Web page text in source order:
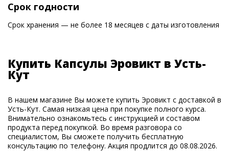
Срок годности
Срок хранения — не более 18 месяцев с даты изготовления
Купить Капсулы Эровикт в Усть-
Кут
В нашем магазине Вы можете купить Эровикт с доставкой в
Усть-Кут. Самая низкая цена при покупке полного курса.
Внимательно ознакомьтесь с инструкцией и составом
продукта перед покупкой. Во время разговора со
специалистом, Вы сможете получить бесплатную
консультацию по телефону. Акция продлится до 08.08.2026.